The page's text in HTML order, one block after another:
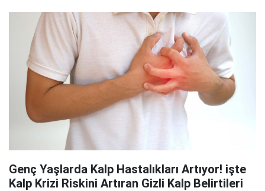
Genç Yaşlarda Kalp Hastalıkları Artıyor! işte
Kalp Krizi Riskini Artıran Gizli Kalp Belirtileri